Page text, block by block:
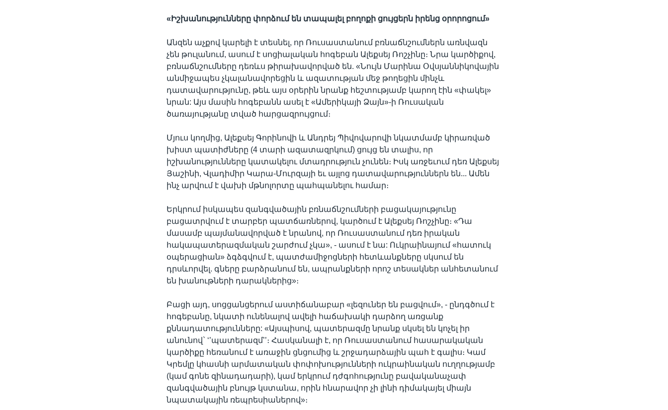
« Իշխանությունները փորձում են տապալել բողոքի ցույցերն իրենց օրորոցում»
Անզեն աչքով կարելի է տեսնել, որ Ռուսաստանում բռնաճնշումներն առնվազն
չեն թուլանում, ասում է սոցիալական հոգեբան Ալեքսեյ Ռոշչինը։ Նրա կարծիքով,
բռնաճնշումները դեռևս թիրախավորված են. «Նույն Մարինա Օվսյաննիկովային
անմիջապես չկալանավորեցին և ազատության մեջ թողեցին մինչև
դատավարությունը, թեև այս օրերին նրանք հեշտությամբ կարող էին «փակել»
նրան: Այս մասին հոգեբանն ասել է «Ամերիկայի Ձայն»-ի Ռուսական
ծառայությանը տված հարցազրույցում։
Մյուս կողմից, Ալեքսեյ Գորինովի և Անդրեյ Պիվովարովի նկատմամբ կիրառված
խիստ պատիժները (4 տարի ազատազրկում) ցույց են տալիս, որ
իշխանությունները կատակելու մտադրություն չունեն։ Իսկ առջեւում դեռ Ալեքսեյ
Յաշինի, Վլադիմիր Կարա-Մուրզայի եւ այլոց դատավարություններն են... Ամեն
ինչ արվում է վախի մթնոլորտը պահպանելու համար։
Երկրում իսկապես զանգվածային բռնաճնշումների բացակայությունը
բացատրվում է տարբեր պատճառներով, կարծում է Ալեքսեյ Ռոշչինը։ «Դա
մասամբ պայմանավորված է նրանով, որ Ռուսաստանում դեռ իրական
հակապատերազմական շարժում չկա», - ասում է նա: Ուկրաինայում «հատուկ
օպերացիան» ձգձգվում է, պատժամիջոցների հետևանքները սկսում են
դրսևորվել. գները բարձրանում են, ապրանքների որոշ տեսակներ անհետանում
են խանութների դարակներից»։
Բացի այդ, սոցցանցերում աստիճանաբար «լեզուներ են բացվում», - ընդգծում է
հոգեբանը, նկատի ունենալով ավելի հաճախակի դարձող առցանք
քննադատությունները: «Այսպիսով, պատերազմը նրանք սկսել են կոչել իր
անունով` ‘’պատերազմ’’։ Հասկանալի է, որ Ռուսաստանում հասարակական
կարծիքը հեռանում է առաջին ցնցումից և շրջադարձային պահ է գալիս։ Կամ
Կրեմլը կհասնի արմատական փոփոխությունների ուկրաինական ուղղությամբ
(կամ գոնե զինադադարի), կամ երկրում դժգոհությունը բավականաչափ
զանգվածային բնույթ կստանա, որին հնարավոր չի լինի դիմակայել միայն
նպատակային ռեպրեսիաներով»։